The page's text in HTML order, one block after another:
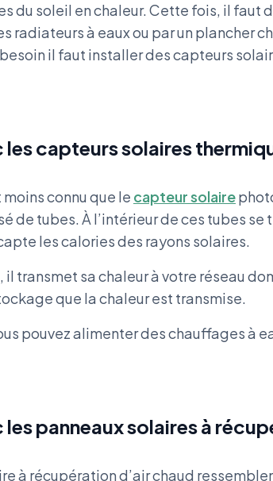
du soleil en chaleur. Cette fois, il faut
radiateurs à eaux ou par un plancher
il faut installer des capteurs
les capteurs solaires
moins connu que le capteur solaire
de tubes. À l’intérieur de ces tubes se
les calories des rayons solaires.
transmet sa chaleur à votre réseau
que la chaleur est transmise.
pouvez alimenter des chauffages à
panneaux solaires à
à récupération d’air chaud